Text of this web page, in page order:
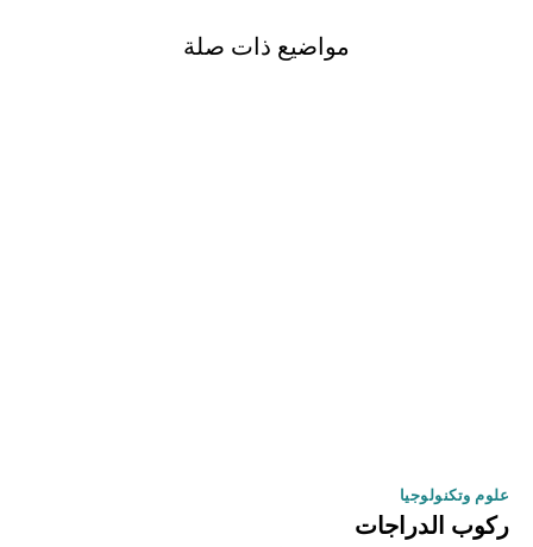
مواضيع ذات صلة
علوم وتكنولوجيا
ركوب الدراجات